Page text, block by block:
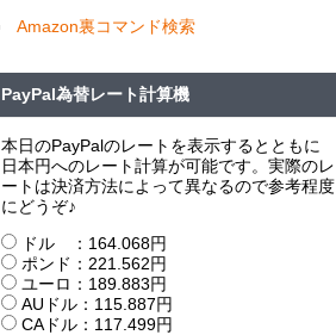
Amazon裏コマンド検索
PayPal為替レート計算機
本日のPayPalのレートを表示するとともに
日本円へのレート計算が可能です。実際のレ
ートは決済方法によって異なるので参考程度
にどうぞ♪
ドル ：164.068円
ポンド：221.562円
ユーロ：189.883円
AUドル：115.887円
CAドル：117.499円